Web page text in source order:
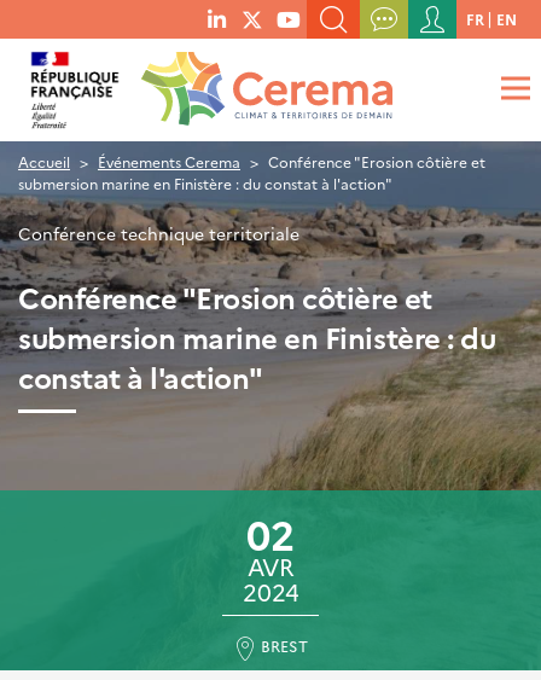
menu
social
links
RECHERCHER UN MOT-CLÉ, UNE PUBLICATION, ETC.
QUE RECHERCHEZ-VOUS ?
Menu
du
compte
de
l'utilisateur
FR EN
Accueil Événements Cerema
Conférence "Erosion côtière et
submersion marine en Finistère : du constat à l'action"
Conférence technique territoriale
Conférence "Erosion côtière et
submersion marine en Finistère : du
constat à l'action"
02
AVR
2024
BREST